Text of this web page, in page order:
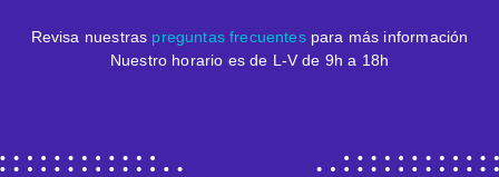
Revisa nuestras preguntas frecuentespara más información
Nuestro horario es de L-V de 9h a 18h